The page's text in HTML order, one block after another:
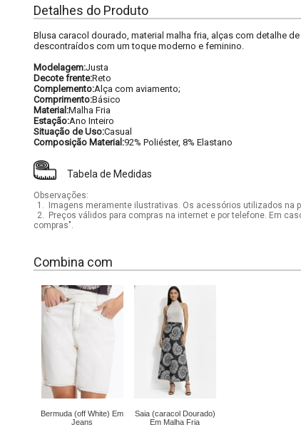
Detalhes do Produto
Blusa caracol dourado, material malha fria, alças com detalhe
descontraídos com um toque moderno e feminino.
Modelagem:Justa
Decote frente:Reto
Complemento:Alça com aviamento;
Comprimento:Básico
Material:Malha Fria
Estação:Ano Inteiro
Situação de Uso:Casual
Composição Material:92% Poliéster, 8% Elastano
Tabela de Medidas
Observações:
1.
Imagens meramente ilustrativas. Os acessórios utilizados na
2.
Preços válidos para compras na internet e por telefone. Em
compras".
Combina com
Bermuda (off White) Em
Jeans
Saia (caracol Dourado)
Em Malha Fria